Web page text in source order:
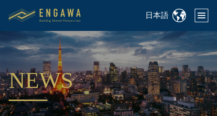
日本語
NEWS